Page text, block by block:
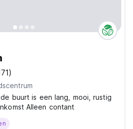
buurt is een lang, mooi, rustig
Alleen contant